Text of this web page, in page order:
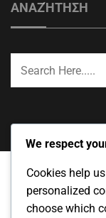
ΑΝΑΖΉΤΗΣΗ
Το
We respect
Cookies help
personalized
choose which